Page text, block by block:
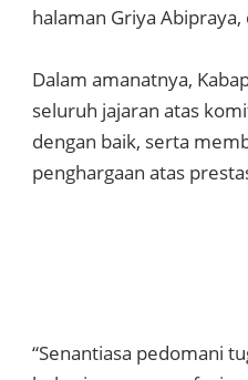
halaman Griya
Dalam amanatnya,
seluruh jajaran atas
dengan baik, serta
penghargaan atas
“Senantiasa pedomani